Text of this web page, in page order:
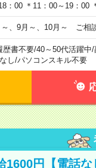
：00 ＊11：00～19：00
～、9月～、10月～ ご
歴書不要/40～50代活躍中/
し/パソコンスキル不要
1600円【電話